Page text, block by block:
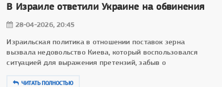
В Израиле ответили Украине на обвинения
28-04-2026, 20:45
Израильская политика в отношении поставок зерна
вызвала недовольство Киева, который воспользовался
ситуацией для выражения претензий, забыв о
ЧИТАТЬ ПОЛНОСТЬЮ